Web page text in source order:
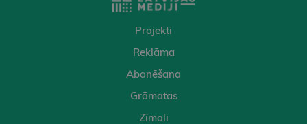
Projekti
Reklāma
Abonēšana
Grāmatas
Zīmoli